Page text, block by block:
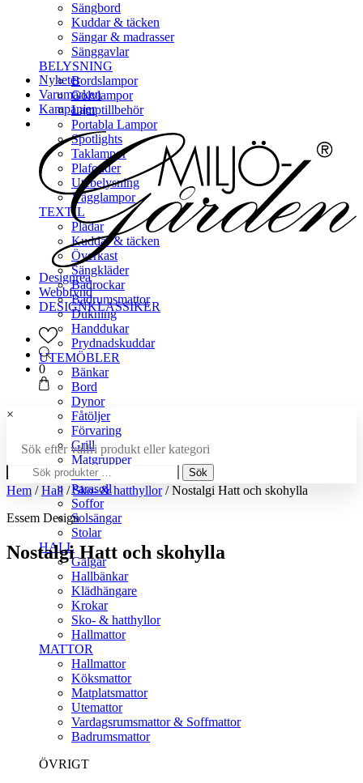
Sängbord
Kuddar & täcken
Sängar & madrasser
Sänggavlar
BELYSNING
Bordslampor
Golvlampor
Lamptillbehör
Portabla Lampor
Spotlights
Taklampor
Plafonder
Utebelysning
Vägglampor
TEXTIL
Plädar
Kuddar & täcken
Överkast
Sängkläder
Badrockar
Badrumsmattor
Dukning
Handdukar
Prydnadskuddar
UTEMÖBLER
Bänkar
Bord
Dynor
Fåtöljer
Förvaring
Grill
Matgrupper
Pallar
Parasoll
Soffor
Solsängar
Stolar
HALL
Galgar
Hallbänkar
Klädhängare
Krokar
Sko- & hatthyllor
Hallmattor
MATTOR
Hallmattor
Köksmattor
Matplatsmattor
Utemattor
Vardagsrumsmattor & Soffmattor
Badrumsmattor
ÖVRIGT
Nyheter
Varumärken
Kampanjer
Designrea
Webbfynd
DESIGNKLASSIKER
0
×
Sök efter valfri produkt eller kategori
Sök
efter:
Sök
Hem /Hall /Sko- & hatthyllor/ Nostalgi Hatt och skohylla
Essem Design
Nostalgi Hatt och skohylla
PRODUKTBESKRIVNING
Klassisk anpassningsbar hylla. 1 meter bred men kan
kapas ner till valfri bredd. Går också att bygga ut
med oss i butiken för mer information. Extrakrokar